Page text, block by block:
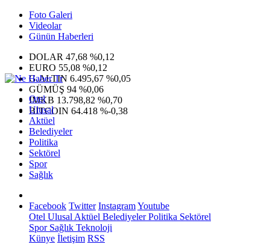
Foto Galeri
Videolar
Günün Haberleri
DOLAR 47,68 %0,12
EURO 55,08 %0,12
G.ALTIN 6.495,67 %0,05
GÜMÜŞ 94 %0,06
IMKB 13.798,82 %0,70
BITCOIN 64.418 %-0,38
Otel
Ulusal
Aktüel
Belediyeler
Politika
Sektörel
Spor
Sağlık
Facebook Twitter InstagramYoutube
Otel Ulusal Aktüel BelediyelerPolitika Sektörel
SporSağlık Teknoloji
Künye İletişim RSS